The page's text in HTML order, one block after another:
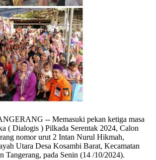
-- Memasuki pekan ketiga masa
( Dialogis ) Pilkada Serentak 2024, Calon
nomor urut 2 Intan Nurul Hikmah,
Utara Desa Kosambi Barat, Kecamatan
Tangerang, pada Senin (14 /10/2024).